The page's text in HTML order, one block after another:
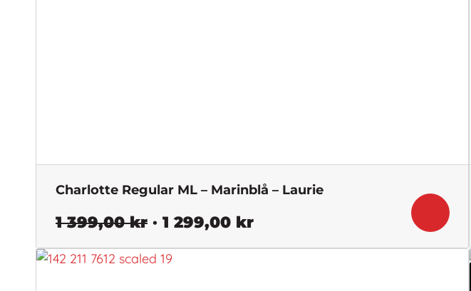
Charlotte Regular ML – Marinblå – Laurie
1 399,00kr Det
ursprungliga
priset
1 299,00 krDet
nuvarande